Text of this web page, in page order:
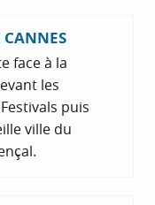
face à la
les
puis
ville du